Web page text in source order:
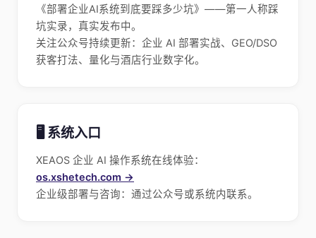
《部署企业AI系统到底要踩多少坑》——第一人称踩
坑实录，真实发布中。
关注公众号持续更新：企业 AI 部署实战、GEO/DSO
获客打法、量化与酒店行业数字化。
🖥️ 系统入口
XEAOS 企业 AI 操作系统在线体验：
os.xshetech.com →
企业级部署与咨询：通过公众号或系统内联系。